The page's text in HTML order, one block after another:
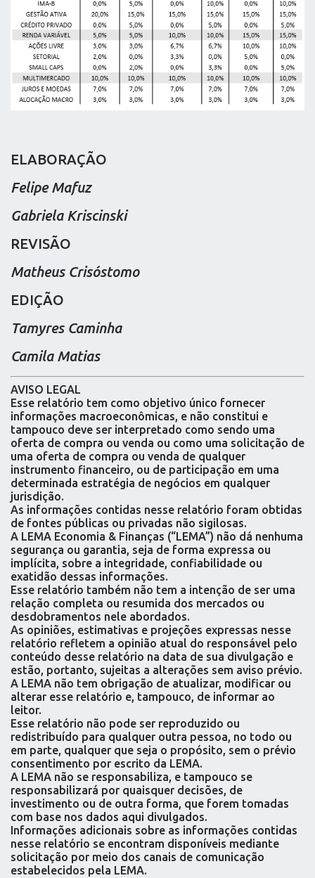
ELABORAÇÃO
Felipe Mafuz
Gabriela Kriscinski
REVISÃO
Matheus Crisóstomo
EDIÇÃO
Tamyres Caminha
Camila Matias
AVISO LEGAL
Esse relatório tem como objetivo único fornecer
informações macroeconômicas, e não constitui e
tampouco deve ser interpretado como sendo uma
oferta de compra ou venda ou como uma solicitação de
uma oferta de compra ou venda de qualquer
instrumento financeiro, ou de participação em uma
determinada estratégia de negócios em qualquer
jurisdição.
As informações contidas nesse relatório foram obtidas
de fontes públicas ou privadas não sigilosas.
A LEMA Economia & Finanças (“LEMA”) não dá nenhuma
segurança ou garantia, seja de forma expressa ou
implícita, sobre a integridade, confiabilidade ou
exatidão dessas informações.
Esse relatório também não tem a intenção de ser uma
relação completa ou resumida dos mercados ou
desdobramentos nele abordados.
As opiniões, estimativas e projeções expressas nesse
relatório refletem a opinião atual do responsável pelo
conteúdo desse relatório na data de sua divulgação e
estão, portanto, sujeitas a alterações sem aviso prévio.
A LEMA não tem obrigação de atualizar, modificar ou
alterar esse relatório e, tampouco, de informar ao
leitor.
Esse relatório não pode ser reproduzido ou
redistribuído para qualquer outra pessoa, no todo ou
em parte, qualquer que seja o propósito, sem o prévio
consentimento por escrito da LEMA.
A LEMA não se responsabiliza, e tampouco se
responsabilizará por quaisquer decisões, de
investimento ou de outra forma, que forem tomadas
com base nos dados aqui divulgados.
Informações adicionais sobre as informações contidas
nesse relatório se encontram disponíveis mediante
solicitação por meio dos canais de comunicação
estabelecidos pela LEMA.